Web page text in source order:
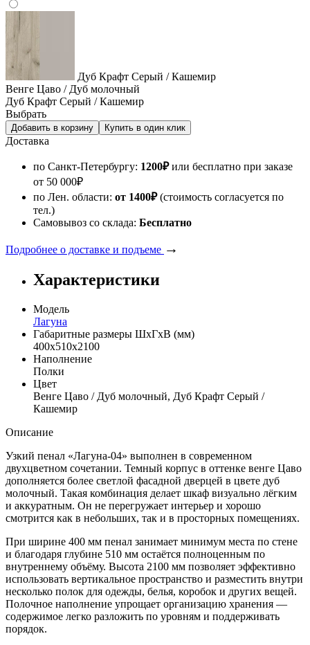
Дуб Крафт Серый / Кашемир
Венге Цаво / Дуб молочный
Дуб Крафт Серый / Кашемир
Выбрать
Доставка
по Санкт-Петербургу: 1200₽или бесплатно при заказе
от 50 000₽
по Лен. области: от 1400₽(стоимость согласуется по
тел.)
Самовывоз со склада: Бесплатно
Подробнее о доставке и подъеме →
Характеристики
Модель
Лагуна
Габаритные размеры ШхГхВ (мм)
400х510х2100
Наполнение
Полки
Цвет
Венге Цаво / Дуб молочный, Дуб Крафт Серый /
Кашемир
Описание
Узкий пенал «Лагуна-04» выполнен в современном
двухцветном сочетании. Темный корпус в оттенке венге Цаво
дополняется более светлой фасадной дверцей в цвете дуб
молочный. Такая комбинация делает шкаф визуально лёгким
и аккуратным. Он не перегружает интерьер и хорошо
смотрится как в небольших, так и в просторных помещениях.
При ширине 400 мм пенал занимает минимум места по стене
и благодаря глубине 510 мм остаётся полноценным по
внутреннему объёму. Высота 2100 мм позволяет эффективно
использовать вертикальное пространство и разместить внутри
несколько полок для одежды, белья, коробок и других вещей.
Полочное наполнение упрощает организацию хранения —
содержимое легко разложить по уровням и поддерживать
порядок.